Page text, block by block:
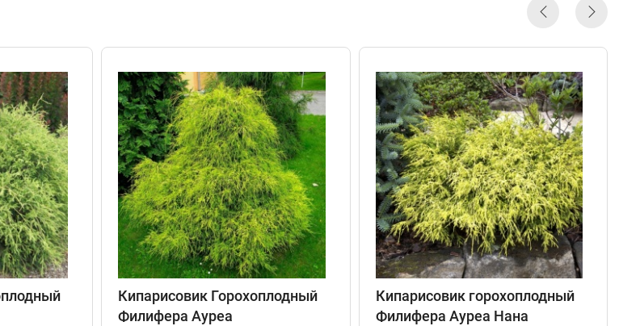
Кипарисовик Горохоплодный
Филифера Ауреа
Кипарисовик горохоплодный
Филифера Ауреа Нана